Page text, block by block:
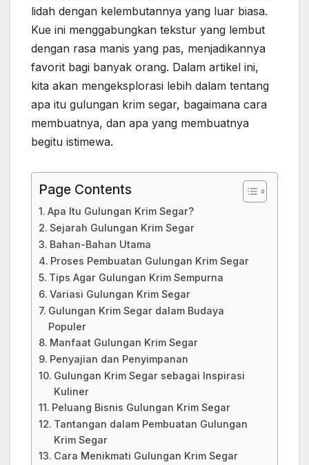
lidah dengan kelembutannya yang luar biasa.
Kue ini menggabungkan tekstur yang lembut
dengan rasa manis yang pas, menjadikannya
favorit bagi banyak orang. Dalam artikel ini,
kita akan mengeksplorasi lebih dalam tentang
apa itu gulungan krim segar, bagaimana cara
membuatnya, dan apa yang membuatnya
begitu istimewa.
Page Contents
Apa Itu Gulungan Krim Segar?
Sejarah Gulungan Krim Segar
Bahan-Bahan Utama
Proses Pembuatan Gulungan Krim Segar
Tips Agar Gulungan Krim Sempurna
Variasi Gulungan Krim Segar
Gulungan Krim Segar dalam Budaya
Populer
Manfaat Gulungan Krim Segar
Penyajian dan Penyimpanan
Gulungan Krim Segar sebagai Inspirasi
Kuliner
Peluang Bisnis Gulungan Krim Segar
Tantangan dalam Pembuatan Gulungan
Krim Segar
Cara Menikmati Gulungan Krim Segar